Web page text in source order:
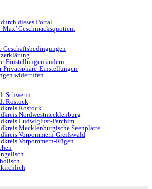
dieses Portal
Max’ Geschmacksquotient
Geschäftsbedingungen
Einstellungen ändern
Privatsphäre-Einstellungen
widerrufen
Schwerin
Rostock
Rostock
Nordwestmecklenburg
Ludwiglust-Parchim
Mecklenburgische Seenplatte
Vorpommern-Greifswald
Vorpommern-Rügen